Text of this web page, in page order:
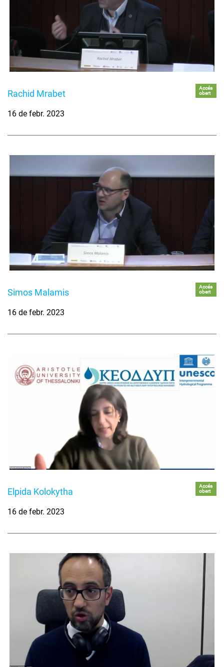
Rachid Mrabet
Accés
obert
16 de febr. 2023
Simos Malamis
Accés
obert
16 de febr. 2023
Elpida Kolokytha
Accés
obert
16 de febr. 2023